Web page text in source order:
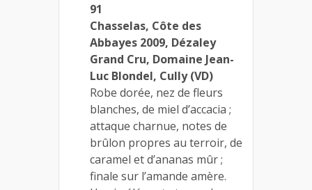
91
Chasselas, Côte des
Abbayes 2009, Dézaley
Grand Cru, Domaine Jean-
Luc Blondel, Cully (VD)
Robe dorée, nez de fleurs
blanches, de miel d’accacia ;
attaque charnue, notes de
brûlon propres au terroir, de
caramel et d’ananas mûr ;
finale sur l’amande amère.